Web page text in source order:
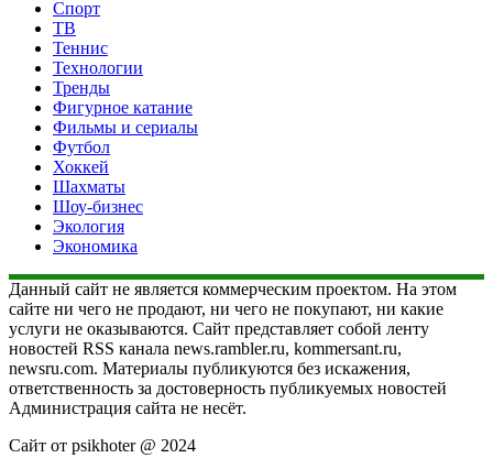
Спорт
ТВ
Теннис
Технологии
Тренды
Фигурное катание
Фильмы и сериалы
Футбол
Хоккей
Шахматы
Шоу-бизнес
Экология
Экономика
Данный сайт не является коммерческим проектом. На этом
сайте ни чего не продают, ни чего не покупают, ни какие
услуги не оказываются. Сайт представляет собой ленту
новостей RSS канала news.rambler.ru, kommersant.ru,
newsru.com. Материалы публикуются без искажения,
ответственность за достоверность публикуемых новостей
Администрация сайта не несёт.
Сайт от psikhoter @ 2024